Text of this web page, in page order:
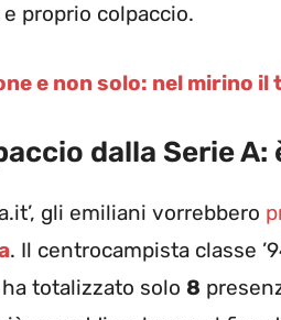
proprio colpaccio.
e non solo: nel mirino
dalla Serie A:
gli emiliani vorrebbero
. Il centrocampista classe
totalizzato solo 8